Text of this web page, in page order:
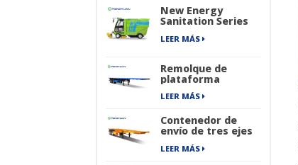
New Energy
Sanitation Series
calles industrial
eléctrica de cuatro
ruedas
LEER MÁS
Remolque de
plataforma
LEER MÁS
Contenedor de
envío de tres ejes
que transporta
semirremolque
LEER MÁS